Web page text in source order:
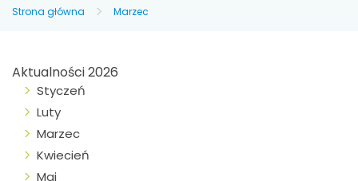
Strona główna Marzec
Aktualności 2026
Styczeń
Luty
Marzec
Kwiecień
Maj